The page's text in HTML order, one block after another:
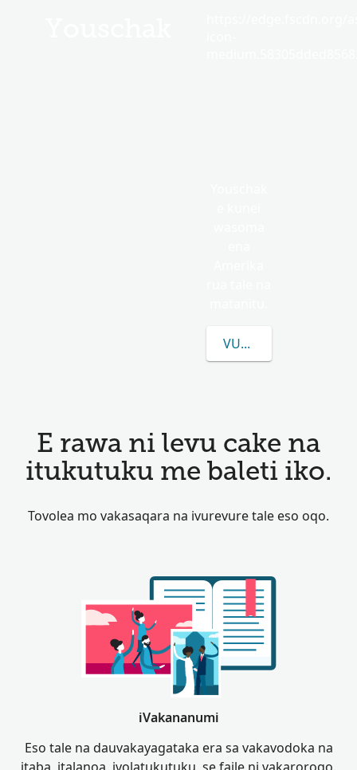
VULICA E LEVU CAKE
E rawa ni levu cake na
itukutuku me baleti iko.
Tovolea mo vakasaqara na ivurevure tale eso oqo.
iVakananumi
Eso tale na dauvakayagataka era sa vakavodoka na